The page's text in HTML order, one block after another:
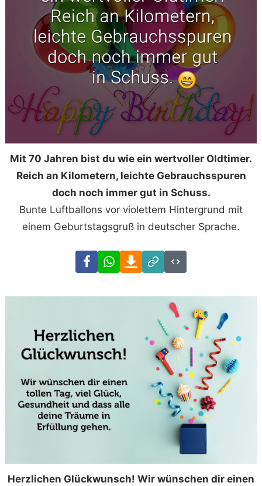
Mit 70 Jahren bist du wie ein wertvoller Oldtimer.
Reich an Kilometern, leichte Gebrauchsspuren
doch noch immer gut in Schuss.
Bunte Luftballons vor violettem Hintergrund mit
einem Geburtstagsgruß in deutscher Sprache.
FacebookWhatsAppDownload
Link
Code
Herzlichen Glückwunsch! Wir wünschen dir einen